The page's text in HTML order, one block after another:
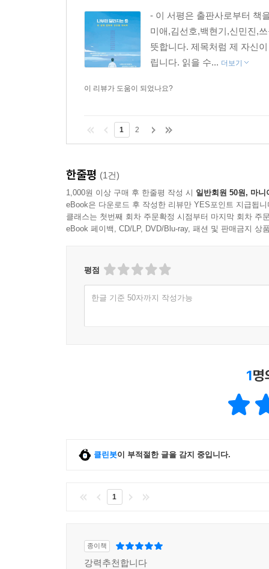
- 이 서평은 출판사로부터 책
미애,김선호,백현기,신민진,
뜻합니다. 제목처럼 제 자신
립니다. 읽을 수... 더보기
이 리뷰가 도움이 되었나요?
1 2
한줄평 (1건)
1,000원 이상 구매 후 한줄평 작성 시 일반회원 50원, 마니
eBook은 다운로드 후 작성한 리뷰만 YES포인트 지급됩니
클래스는 첫번째 회차 주문확정 시점부터 마지막 회차 주
eBook 페이백, CD/LP, DVD/Blu-ray, 패션 및 판매금지 상
평점
한글 기준 50자까지 작성가능
1명
클린봇이 부적절한 글을 감지 중입니다.
1
종이책
강력추천합니다